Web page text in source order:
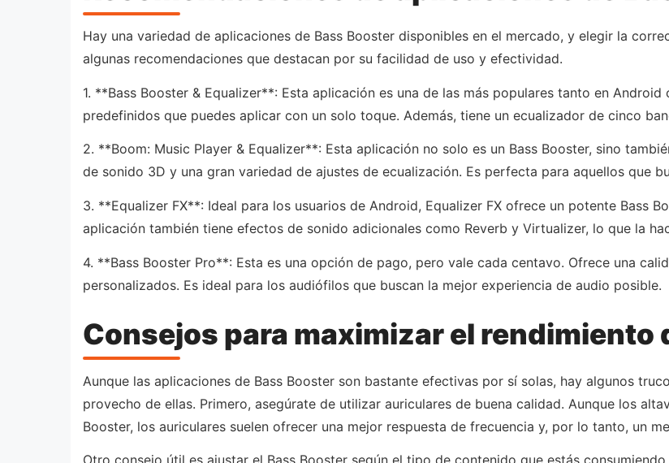
Hay una variedad de aplicaciones de Bass Booster disponibles en el mercado, y elegir la
algunas recomendaciones que destacan por su facilidad de uso y efectividad.
1. **Bass Booster & Equalizer**: Esta aplicación es una de las más populares tanto en
predefinidos que puedes aplicar con un solo toque. Además, tiene un ecualizador de cinco
2. **Boom: Music Player & Equalizer**: Esta aplicación no solo es un Bass Booster, sino
de sonido 3D y una gran variedad de ajustes de ecualización. Es perfecta para aquellos que
3. **Equalizer FX**: Ideal para los usuarios de Android, Equalizer FX ofrece un potente Bass
aplicación también tiene efectos de sonido adicionales como Reverb y Virtualizer, lo que la
4. **Bass Booster Pro**: Esta es una opción de pago, pero vale cada centavo. Ofrece una
personalizados. Es ideal para los audiófilos que buscan la mejor experiencia de audio posible.
Consejos para maximizar el rendimiento
Aunque las aplicaciones de Bass Booster son bastante efectivas por sí solas, hay algunos
provecho de ellas. Primero, asegúrate de utilizar auriculares de buena calidad. Aunque los
Booster, los auriculares suelen ofrecer una mejor respuesta de frecuencia y, por lo tanto, un